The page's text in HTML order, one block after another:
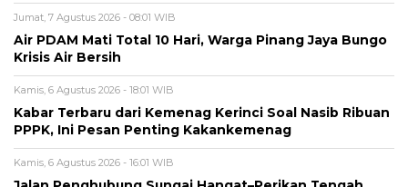
Jumat, 7 Agustus 2026 - 08:01 WIB
Air PDAM Mati Total 10 Hari, Warga Pinang Jaya Bungo
Krisis Air Bersih
Kamis, 6 Agustus 2026 - 18:01 WIB
Kabar Terbaru dari Kemenag Kerinci Soal Nasib Ribuan
PPPK, Ini Pesan Penting Kakankemenag
Kamis, 6 Agustus 2026 - 16:01 WIB